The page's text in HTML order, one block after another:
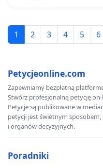
1 2 3 4 5 6
Petycjeonline.com
Zapewniamy bezpłatną
Stwórz profesjonalną petycję
Petycje są publikowane w
petycji jest świetnym
i organów decyzyjnych.
Poradniki